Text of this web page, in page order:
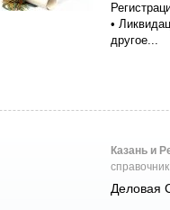
•
другое...
Казань и
Деловая